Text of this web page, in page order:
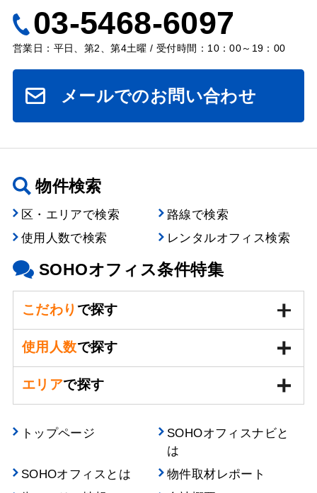
03-5468-6097
営業日：平日、第2、第4土曜 / 受付時間：10：00～19：00
メールでのお問い合わせ
物件検索
区・エリアで検索
路線で検索
使用人数で検索
レンタルオフィス検索
SOHOオフィス条件特集
こだわり で探す
使用人数で探す
エリアで探す
トップページ
SOHOオフィスナビと
は
SOHOオフィスとは
物件取材レポート